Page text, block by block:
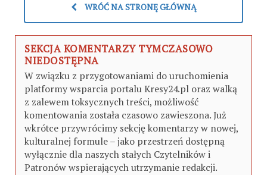
WRÓĆ NA STRONĘ GŁÓWNĄ
SEKCJA KOMENTARZY TYMCZASOWO
NIEDOSTĘPNA
W związku z przygotowaniami do uruchomienia
platformy wsparcia portalu Kresy24.pl oraz walką
z zalewem toksycznych treści, możliwość
komentowania została czasowo zawieszona. Już
wkrótce przywrócimy sekcję komentarzy w nowej,
kulturalnej formule – jako przestrzeń dostępną
wyłącznie dla naszych stałych Czytelników i
Patronów wspierających utrzymanie redakcji.